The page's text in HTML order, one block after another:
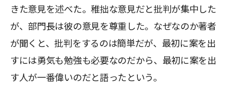
きた意見を述べた。稚拙な意見だと批判が集中した
が、部門長は彼の意見を尊重した。なぜなのか著者
が聞くと、批判をするのは簡単だが、最初に案を出
すには勇気も勉強も必要なのだから、最初に案を出
す人が一番偉いのだと語ったという。